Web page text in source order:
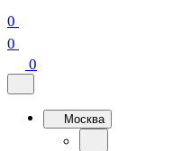
0
0
0
Москва